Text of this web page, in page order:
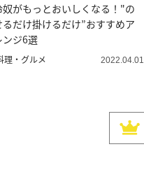
奴がもっとおいしくなる！"の
るだけ掛けるだけ”おすすめア
ンジ6選
理・グルメ 2022.04.01